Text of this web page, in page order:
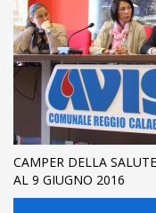
CAMPER DELLA
AL 9 GIUGNO 2016